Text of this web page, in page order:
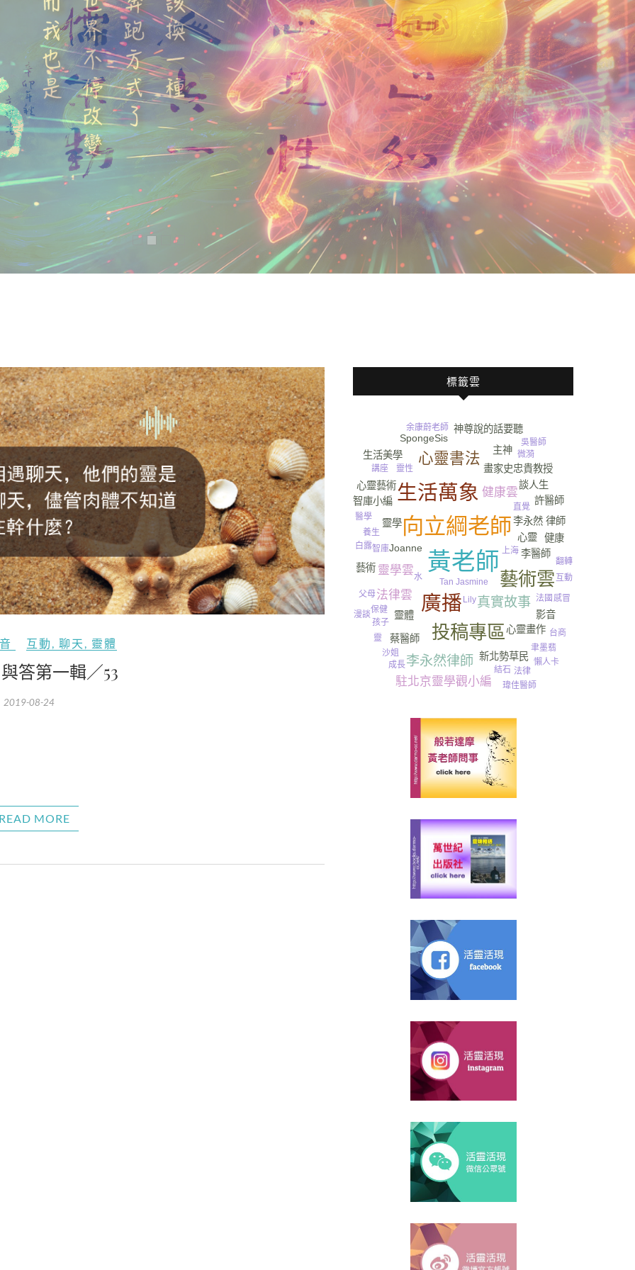
互動 聊天 靈體
答第一輯／53
2019-08-24
MORE
標籤雲
黃老師
向立綱老師
廣播
生活萬象
投稿專區
藝術雲
心靈書法
李永然律師
真實故事
健康雲
駐北京靈學觀小編
靈學雲
法律雲
心靈
李醫師
靈體
畫家史忠貴教授
Joanne
新北勢草民
神尊說的話要聽
靈學
蔡醫師
心靈畫作
SpongeSis
主神
李永然 律師
影音
談人生
生活美學
健康
藝術
許醫師
智庫小編
心靈藝術
養生
Tan Jasmine
保健
上海
Lily
白露
翻轉
沙姐
余康蔚老師
醫學
瑋佳醫師
聿墨翡
講座
法律
吳醫師
父母
互動
孩子
直覺
微漪
智庫
漫談
法國
靈
靈性
感冒
結石
台商
懶人卡
成長
水